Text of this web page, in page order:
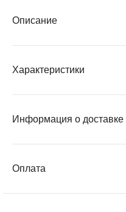
Описание
Характеристики
Информация о доставке
Оплата